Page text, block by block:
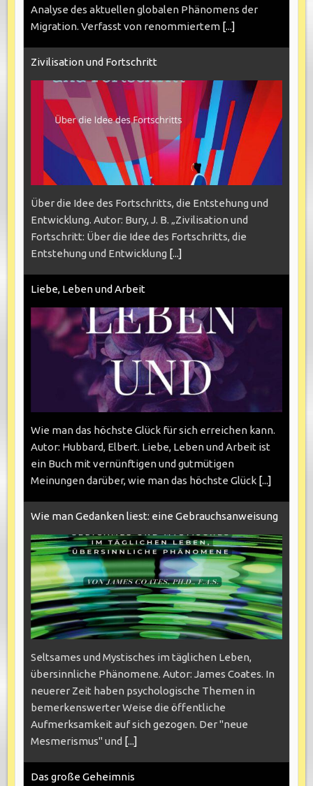
Analyse des aktuellen globalen Phänomens der
Migration. Verfasst von renommiertem [...]
Zivilisation und Fortschritt
Über die Idee des Fortschritts, die Entstehung und
Entwicklung. Autor: Bury, J. B. „Zivilisation und
Fortschritt: Über die Idee des Fortschritts, die
Entstehung und Entwicklung [...]
Liebe, Leben und Arbeit
Wie man das höchste Glück für sich erreichen kann.
Autor: Hubbard, Elbert. Liebe, Leben und Arbeit ist
ein Buch mit vernünftigen und gutmütigen
Meinungen darüber, wie man das höchste Glück [...]
Wie man Gedanken liest: eine Gebrauchsanweisung
Seltsames und Mystisches im täglichen Leben,
übersinnliche Phänomene. Autor: James Coates. In
neuerer Zeit haben psychologische Themen in
bemerkenswerter Weise die öffentliche
Aufmerksamkeit auf sich gezogen. Der "neue
Mesmerismus" und [...]
Das große Geheimnis